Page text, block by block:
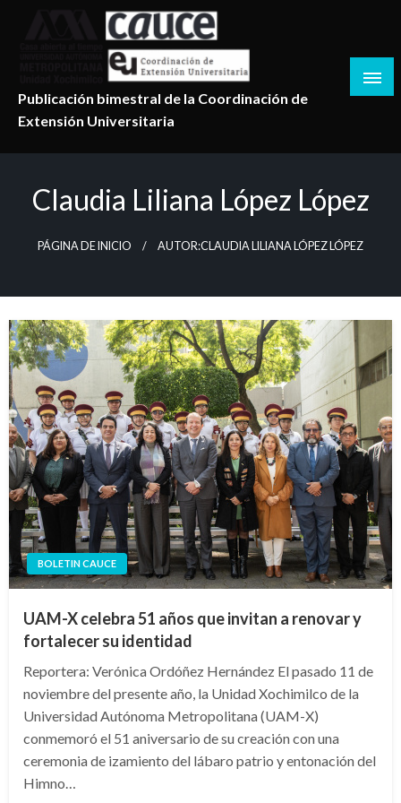
Publicación bimestral de la Coordinación de
Extensión Universitaria
Claudia Liliana López López
PÁGINA DE INICIO AUTOR:CLAUDIA LILIANA LÓPEZ LÓPEZ
BOLETIN CAUCE
UAM-X celebra 51 años que invitan a renovar y
fortalecer su identidad
Reportera: Verónica Ordóñez Hernández El pasado 11 de
noviembre del presente año, la Unidad Xochimilco de la
Universidad Autónoma Metropolitana (UAM-X)
conmemoró el 51 aniversario de su creación con una
ceremonia de izamiento del lábaro patrio y entonación del
Himno…